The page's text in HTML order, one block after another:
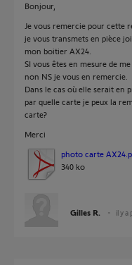
Bonjour,
Je vous remercie pour cette
je vous transmets en pièce
mon boitier AX24.
SI vous êtes en mesure de
non NS je vous en remercie.
Dans le cas où elle serait en
par quelle carte je peux la
carte?
Merci
photo carte
340 ko
Gilles R. il y a